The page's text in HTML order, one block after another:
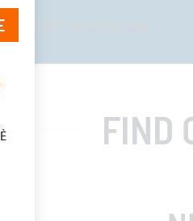
FOR SECTOR OPERATORS
FIND